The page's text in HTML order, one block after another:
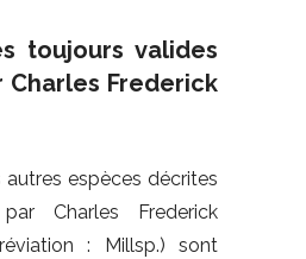
toujours valides
Frederick
autres espèces décrites
Charles Frederick
: Millsp.) sont